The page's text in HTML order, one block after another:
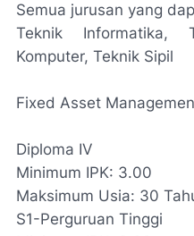
Semua jurusan yang
Teknik Informatika,
Komputer, Teknik Sipil
Fixed Asset
Diploma IV
Minimum IPK: 3.00
Maksimum Usia: 30
S1-Perguruan Tinggi